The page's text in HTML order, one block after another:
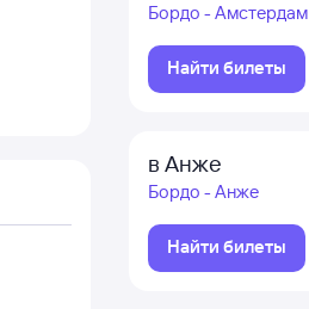
Бордо - Амстердам
Найти билеты
в Анже
Бордо - Анже
Найти билеты